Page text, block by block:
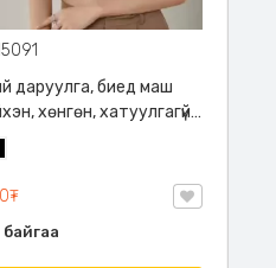
даруулга, биед маш
хөнгөн, хатуулгагүй,
сайтай, өргөн мөртэй,
дэгээтэй. Жирэмсэн
бүх насны хүмүүст
байгаа